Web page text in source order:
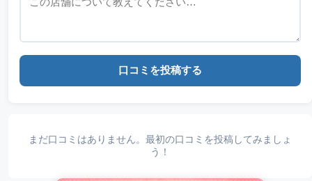
口コミを投稿する
まだ口コミはありません。最初の口コミを投稿してみましょ
う！